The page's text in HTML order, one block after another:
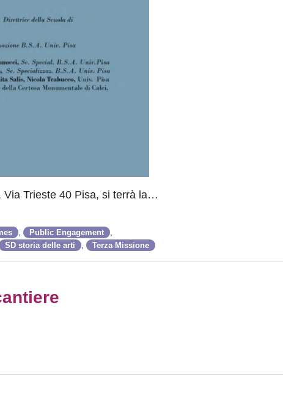
Via Trieste 40 Pisa, si terrà la…
Public Engagement
SD storia delle arti Terza Missione